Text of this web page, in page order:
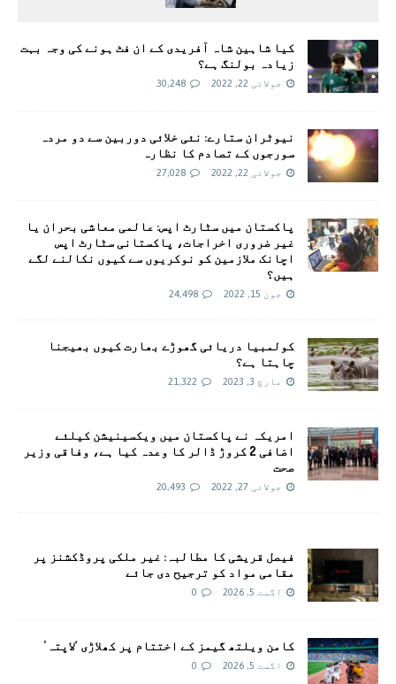
کیا شاہین شاہ آفریدی کے ان فٹ ہونے کی وجہ بہت
زیادہ بولنگ ہے؟
جولائی 22, 2022 30,248
نیوٹران ستارے: نئی خلائی دوربین سے دو مردہ
سورجوں کے تصادم کا نظارہ
جولائی 22, 2022 27,028
پاکستان میں سٹارٹ اپس: عالمی معاشی بحران یا
غیر ضروری اخراجات، پاکستانی سٹارٹ اپس
اچانک ملازمین کو نوکریوں سے کیوں نکالنے لگے
ہیں؟
جون 15, 2022 24,498
کولمبیا دریائی گھوڑے بھارت کیوں بھیجنا
چاہتا ہے؟
مارچ 3, 2023 21,322
امريکہ نے پاکستان میں ویکسینیشن کیلئے
اضافی 2 کروڑ ڈالر کا وعدہ کیا ہے، وفاقی وزیر
صحت
جولائی 27, 2022 20,493
فیصل قریشی کا مطالبہ: غیر ملکی پروڈکشنز پر
مقامی مواد کو ترجیح دی جائے
اگست 5, 2026 0
کامن ویلتھ گیمز کے اختتام پر کھلاڑی ‘لاپتہ’
اگست 5, 2026 0